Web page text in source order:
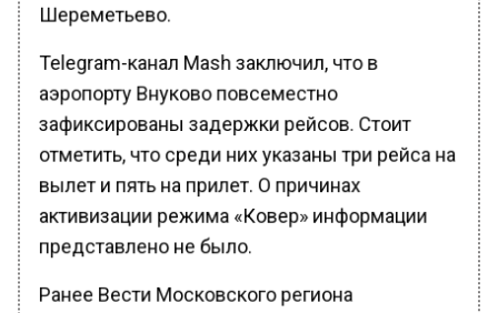
Шереметьево.
Telegram-канал Mash заключил, что в
аэропорту Внуково повсеместно
зафиксированы задержки рейсов. Стоит
отметить, что среди них указаны три рейса на
вылет и пять на прилет. О причинах
активизации режима «Ковер» информации
представлено не было.
Ранее Вести Московского региона